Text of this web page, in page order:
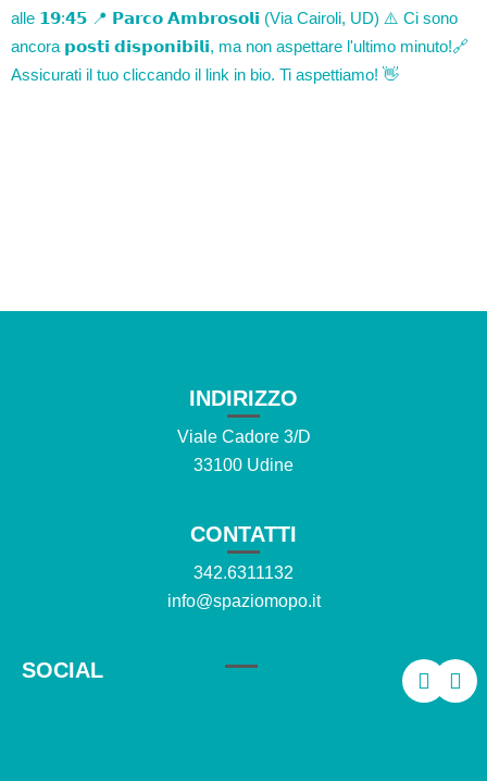
INDIRIZZO
Viale Cadore 3/D
33100 Udine
CONTATTI
342.6311132
info@spaziomopo.it
SOCIAL